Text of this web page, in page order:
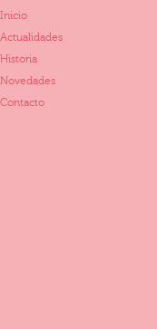
Inicio
Actualidades
Historia
Novedades
Contacto